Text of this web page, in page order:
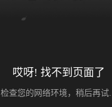
哎呀! 找不到页面了
检查您的网络环境，稍后再试...